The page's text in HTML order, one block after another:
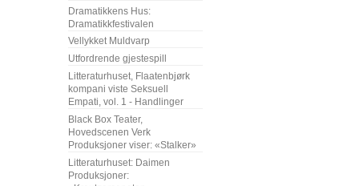
Dramatikkens Hus:
Dramatikkfestivalen
Vellykket Muldvarp
Utfordrende gjestespill
Litteraturhuset, Flaatenbjørk
kompani viste Seksuell
Empati, vol. 1 - Handlinger
Black Box Teater,
Hovedscenen Verk
Produksjoner viser: «Stalker»
Litteraturhuset: Daimen
Produksjoner: